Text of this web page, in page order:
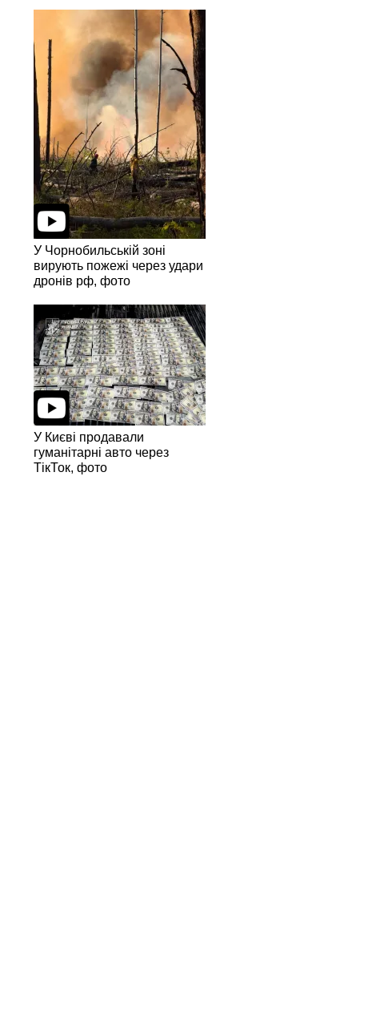
У Чорнобильській зоні
вирують пожежі через удари
дронів рф, фото
У Києві продавали
гуманітарні авто через
ТікТок, фото